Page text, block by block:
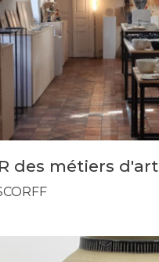
des métiers d'art